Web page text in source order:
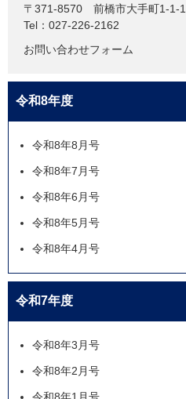
〒371-8570
前橋市大手町1-1-1
Tel：027-226-2162
お問い合わせフォーム
令和8年度
令和8年8月号
令和8年7月号
令和8年6月号
令和8年5月号
令和8年4月号
令和7年度
令和8年3月号
令和8年2月号